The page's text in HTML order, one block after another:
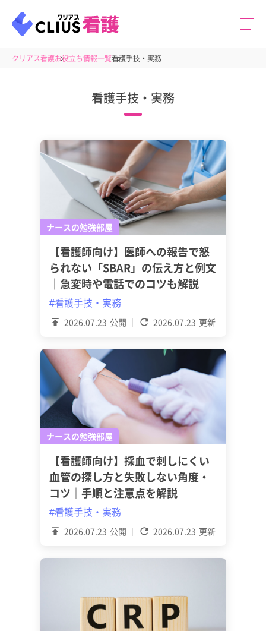
クリアス看護お役立ち情報一覧看護手技・実務
看護手技・実務
ナースの勉強部屋
2026.07.23 公開 2026.07.23 更新
【看護師向け】医師への報告で怒
られない「SBAR」の伝え方と例文
｜急変時や電話でのコツも解説
#看護手技・実務
ナースの勉強部屋
2026.07.23 公開 2026.07.23 更新
【看護師向け】採血で刺しにくい
血管の探し方と失敗しない角度・
コツ｜手順と注意点を解説
#看護手技・実務